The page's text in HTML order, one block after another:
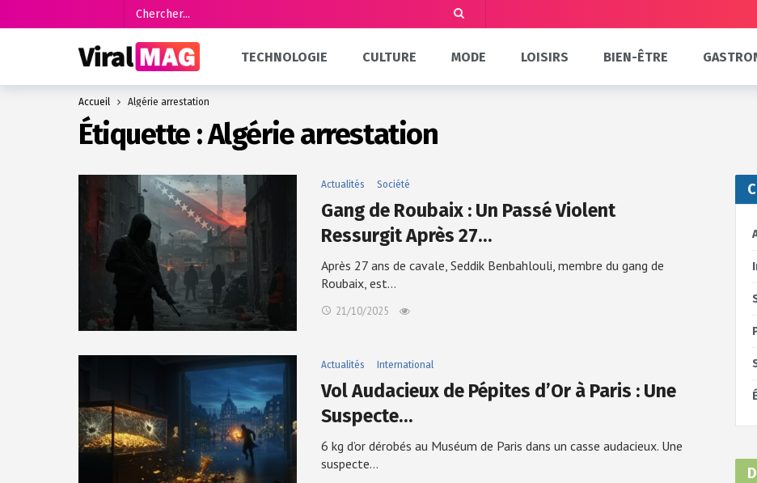
TECHNOLOGIE CULTURE MODE LOISIRS BIEN-ÊTRE
Accueil Algérie arrestation
Étiquette :Algérie arrestation
Actualités Société
Gang de Roubaix : Un Passé Violent
Ressurgit Après 27…
Après 27 ans de cavale, Seddik Benbahlouli, membre du gang de
Roubaix, est…
21/10/2025
Actualités International
Vol Audacieux de Pépites d’Or à Paris : Une
Suspecte…
6 kg d’or dérobés au Muséum de Paris dans un casse audacieux. Une
suspecte…